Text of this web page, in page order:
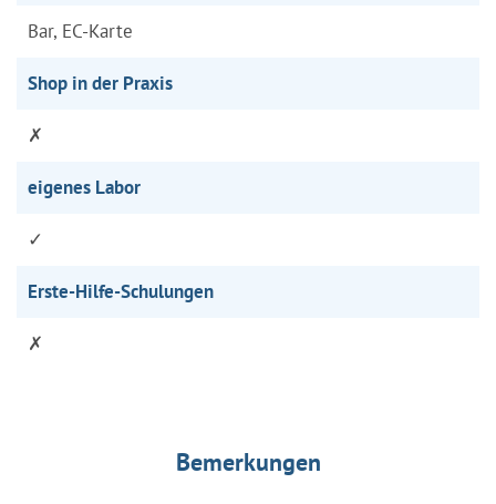
Bar, EC-Karte
Shop in der Praxis
✗
eigenes Labor
✓
Erste-Hilfe-Schulungen
✗
Bemerkungen